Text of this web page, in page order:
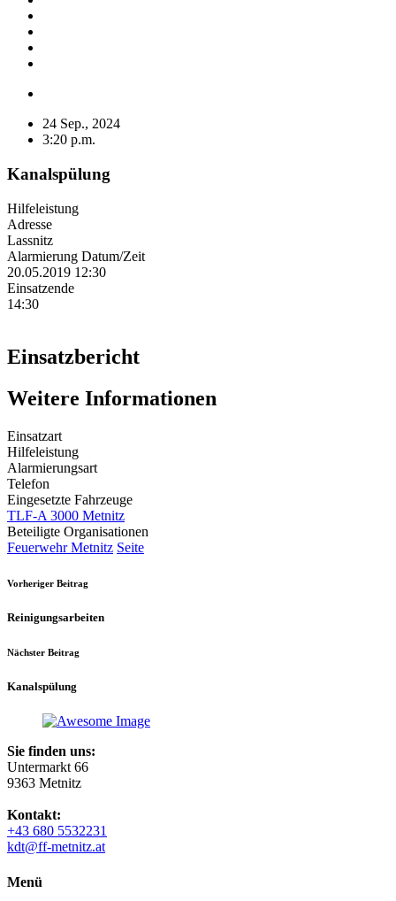
24 Sep., 2024
3:20 p.m.
Kanalspülung
Hilfeleistung
Adresse
Lassnitz
Alarmierung Datum/Zeit
20.05.2019 12:30
Einsatzende
14:30
Einsatzbericht
Weitere Informationen
Einsatzart
Hilfeleistung
Alarmierungsart
Telefon
Eingesetzte Fahrzeuge
TLF-A 3000 Metnitz
Beteiligte Organisationen
Feuerwehr Metnitz Seite
Vorheriger Beitrag
Reinigungsarbeiten
Nächster Beitrag
Kanalspülung
Sie finden uns:
Untermarkt 66
9363 Metnitz
Kontakt:
+43 680 5532231
kdt@ff-metnitz.at
Menü